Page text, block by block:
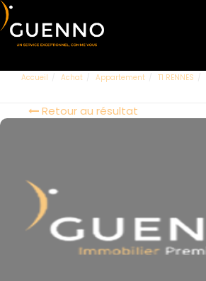
Accueil Achat Appartement T1 RENNES
Retour au résultat